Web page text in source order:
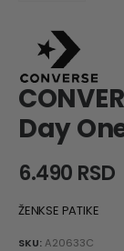
Day
6.490 RSD
ŽENKSE PATIKE
SKU:A20633C